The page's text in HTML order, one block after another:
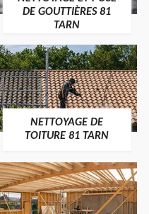
DE GOUTTIÈRES 81
TARN
NETTOYAGE DE
TOITURE 81 TARN